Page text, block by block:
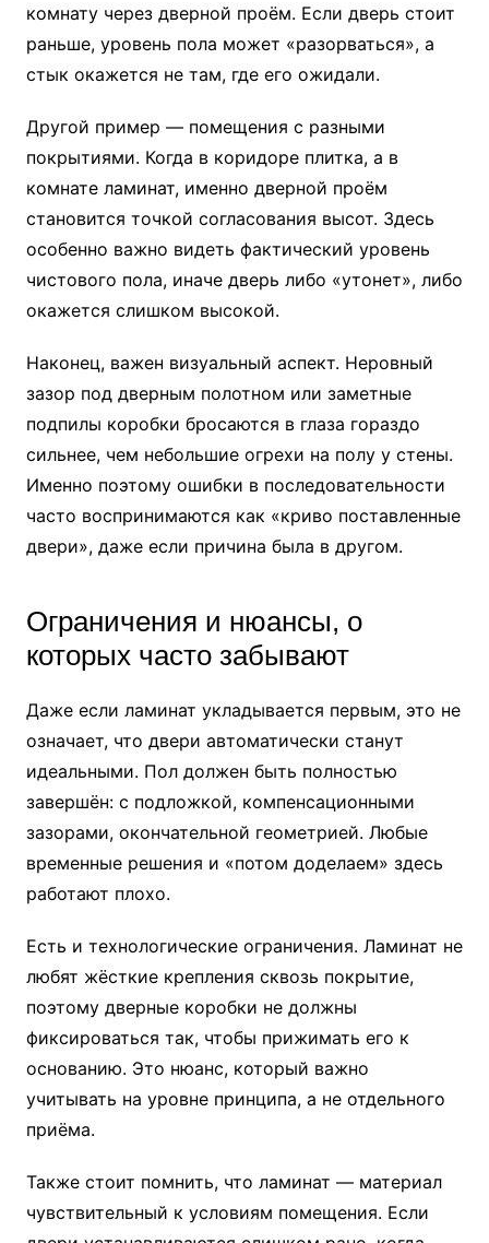
комнату через дверной проём. Если дверь стоит
раньше, уровень пола может «разорваться», а
стык окажется не там, где его ожидали.
Другой пример — помещения с разными
покрытиями. Когда в коридоре плитка, а в
комнате ламинат, именно дверной проём
становится точкой согласования высот. Здесь
особенно важно видеть фактический уровень
чистового пола, иначе дверь либо «утонет», либо
окажется слишком высокой.
Наконец, важен визуальный аспект. Неровный
зазор под дверным полотном или заметные
подпилы коробки бросаются в глаза гораздо
сильнее, чем небольшие огрехи на полу у стены.
Именно поэтому ошибки в последовательности
часто воспринимаются как «криво поставленные
двери», даже если причина была в другом.
Ограничения и нюансы, о
которых часто забывают
Даже если ламинат укладывается первым, это не
означает, что двери автоматически станут
идеальными. Пол должен быть полностью
завершён: с подложкой, компенсационными
зазорами, окончательной геометрией. Любые
временные решения и «потом доделаем» здесь
работают плохо.
Есть и технологические ограничения. Ламинат не
любят жёсткие крепления сквозь покрытие,
поэтому дверные коробки не должны
фиксироваться так, чтобы прижимать его к
основанию. Это нюанс, который важно
учитывать на уровне принципа, а не отдельного
приёма.
Также стоит помнить, что ламинат — материал
чувствительный к условиям помещения. Если